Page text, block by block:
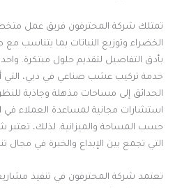
تمتلك شركة المحترفون فريق عمل
الخضراء وتوزيع النباتات بما يتناسب مع
بأدق التفاصيل لتقديم حلول مبتكرة.
خدمة تركيب عشب صناعي في دبي، التي
الحدائق إلى مساحات مذهلة وجاذبة
استشارات مجانية لمساعدة العملاء في
حسب المساحة والميزانية. لذلك، تعتبر
التي تجمع بين الإبداع والخبرة في مجال
تعتمد شركة المحترفون في تنفيذ